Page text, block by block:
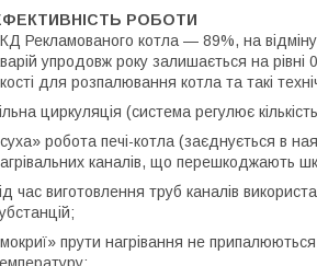
РОБОТИ
Рекламованого котла — 89%, на
упродовж року залишається на рівні
для розпалювання котла та такі
циркуляція (система регулює
робота печі-котла (заєднується в
каналів, що перешкоджають
час виготовлення труб каналів
прути нагрівання не